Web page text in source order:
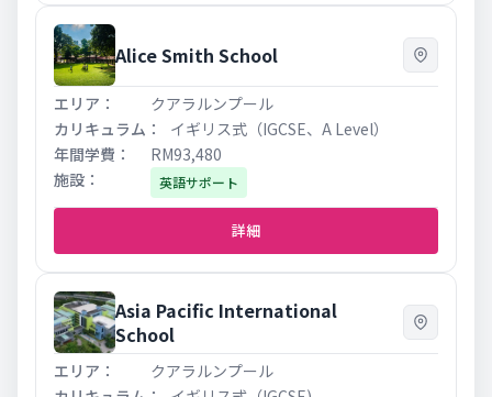
Alice Smith School
クアラルンプール
イギリス式（IGCSE、A Level）
RM93,480
英語サポート
詳細
Asia Pacific International
School
クアラルンプール